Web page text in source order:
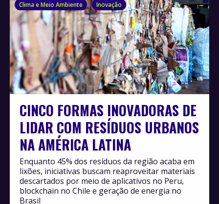
Clima e Meio Ambiente Inovação
CINCO FORMAS INOVADORAS DE
LIDAR COM RESÍDUOS URBANOS
NA AMÉRICA LATINA
Enquanto 45% dos resíduos da região acaba em
lixões, iniciativas buscam reaproveitar materiais
descartados por meio de aplicativos no Peru,
blockchain no Chile e geração de energia no
Brasil